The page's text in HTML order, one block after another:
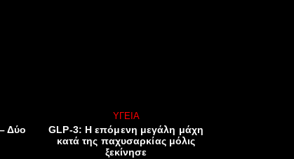
Δύο
ΥΓΕΊΑ
GLP-3: Η επόμενη μεγάλη μάχη
κατά της παχυσαρκίας μόλις
ξεκίνησε